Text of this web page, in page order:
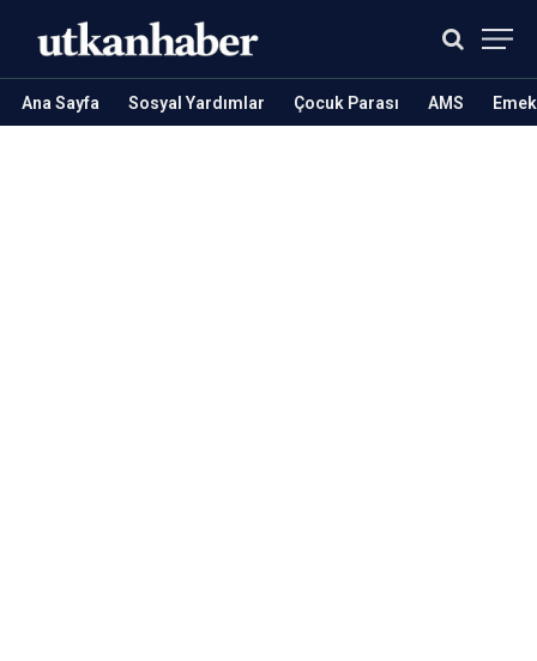
Ana Sayfa Sosyal Yardımlar Çocuk Parası AMS